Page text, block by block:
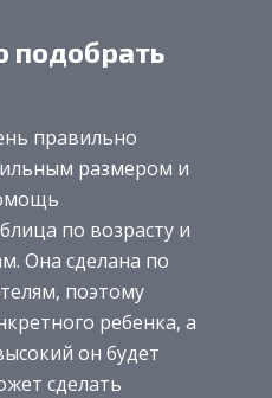
подобрать
правильно
размером и
по возрасту и
Она сделана по
поэтому
ребенка, а
он будет
сделать